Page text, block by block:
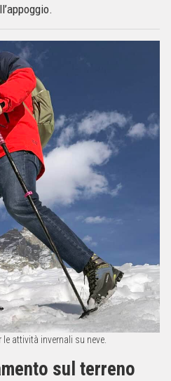
attività invernali su neve.
sul terreno